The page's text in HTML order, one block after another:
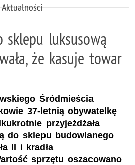
Aktualności
sklepu luksusową
że kasuje towar
Śródmieścia
37-letnią obywatelkę
przyjeżdżała
do sklepu budowlanego
II i kradła
sprzętu oszacowano